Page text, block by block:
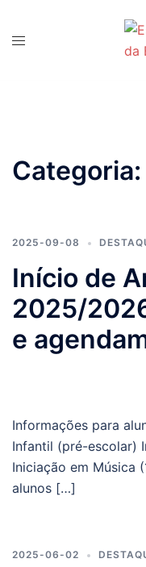
Categoria:
2025-09-08
Início de
2025/
e
Informações para
Infantil (pré-escolar)
Iniciação em Música
alunos […]
2025-06-02